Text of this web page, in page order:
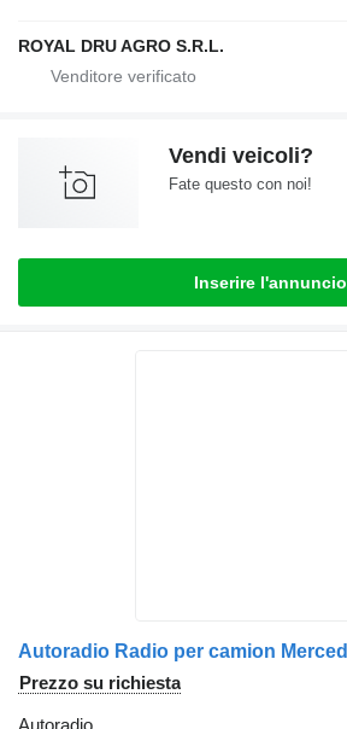
ROYAL DRU AGRO S.R.L.
Vendi veicoli?
Fate questo con noi!
Inserire l'annuncio
Prezzo su richiesta
Autoradio